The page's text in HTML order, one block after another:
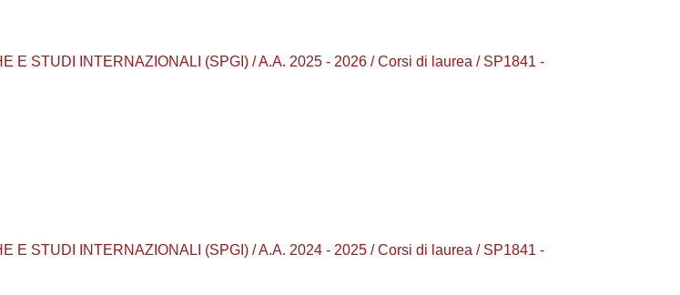
E STUDI INTERNAZIONALI (SPGI) / A.A. 2025 - 2026 / Corsi di laurea / SP1841 -
E STUDI INTERNAZIONALI (SPGI) / A.A. 2024 - 2025 / Corsi di laurea / SP1841 -